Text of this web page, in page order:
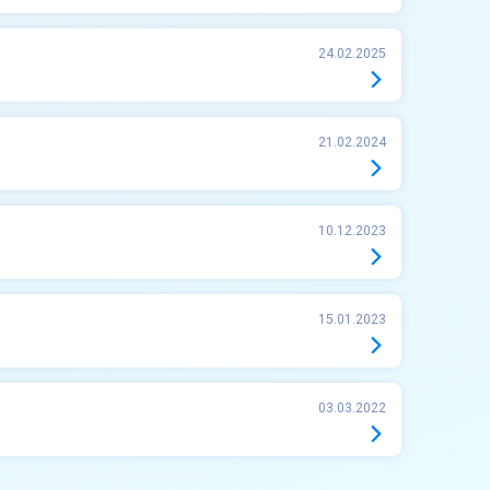
24.02.2025
21.02.2024
10.12.2023
15.01.2023
03.03.2022